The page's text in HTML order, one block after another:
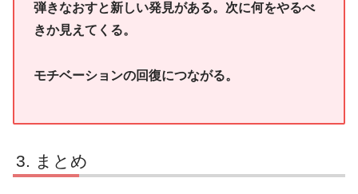
弾きなおすと新しい発見がある。次に何をやるべ
きか見えてくる。
モチベーションの回復につながる。
まとめ